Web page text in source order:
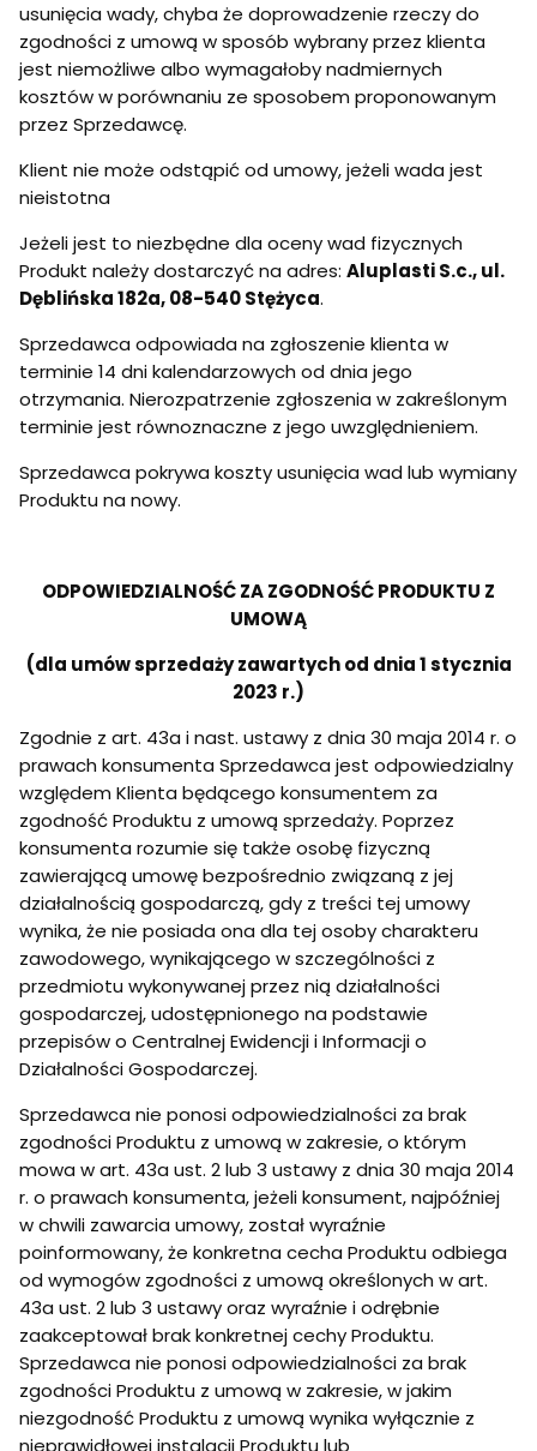
usunięcia wady, chyba że doprowadzenie rzeczy do
zgodności z umową w sposób wybrany przez klienta
jest niemożliwe albo wymagałoby nadmiernych
kosztów w porównaniu ze sposobem proponowanym
przez Sprzedawcę.
Klient nie może odstąpić od umowy, jeżeli wada jest
nieistotna
Jeżeli jest to niezbędne dla oceny wad fizycznych
Produkt należy dostarczyć na adres: Aluplasti S.c., ul.
Dęblińska 182a, 08-540 Stężyca.
Sprzedawca odpowiada na zgłoszenie klienta w
terminie 14 dni kalendarzowych od dnia jego
otrzymania. Nierozpatrzenie zgłoszenia w zakreślonym
terminie jest równoznaczne z jego uwzględnieniem.
Sprzedawca pokrywa koszty usunięcia wad lub wymiany
Produktu na nowy.
ODPOWIEDZIALNOŚĆ ZA ZGODNOŚĆ PRODUKTU Z
UMOWĄ
(dla umów sprzedaży zawartych od dnia 1 stycznia
2023 r.)
Zgodnie z art. 43a i nast. ustawy z dnia 30 maja 2014 r. o
prawach konsumenta Sprzedawca jest odpowiedzialny
względem Klienta będącego konsumentem za
zgodność Produktu z umową sprzedaży. Poprzez
konsumenta rozumie się także osobę fizyczną
zawierającą umowę bezpośrednio związaną z jej
działalnością gospodarczą, gdy z treści tej umowy
wynika, że nie posiada ona dla tej osoby charakteru
zawodowego, wynikającego w szczególności z
przedmiotu wykonywanej przez nią działalności
gospodarczej, udostępnionego na podstawie
przepisów o Centralnej Ewidencji i Informacji o
Działalności Gospodarczej.
Sprzedawca nie ponosi odpowiedzialności za brak
zgodności Produktu z umową w zakresie, o którym
mowa w art. 43a ust. 2 lub 3 ustawy z dnia 30 maja 2014
r. o prawach konsumenta, jeżeli konsument, najpóźniej
w chwili zawarcia umowy, został wyraźnie
poinformowany, że konkretna cecha Produktu odbiega
od wymogów zgodności z umową określonych w art.
43a ust. 2 lub 3 ustawy oraz wyraźnie i odrębnie
zaakceptował brak konkretnej cechy Produktu.
Sprzedawca nie ponosi odpowiedzialności za brak
zgodności Produktu z umową w zakresie, w jakim
niezgodność Produktu z umową wynika wyłącznie z
nieprawidłowej instalacji Produktu lub